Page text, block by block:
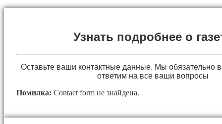
Узнать подробнее о
Оставьте ваши контактные данные. Мы обязательно
ответим на все ваши вопросы
Помилка: Contact form не знайдена.